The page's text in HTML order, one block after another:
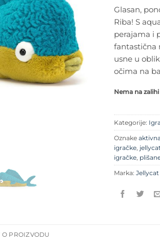
Glasan,
Riba! S
perajama i
fantastična
usne u
očima na
Nema na zalihi
Kategorije:
Oznake
igračke,
igračke,
Marka: Jellycat
O PROIZVODU